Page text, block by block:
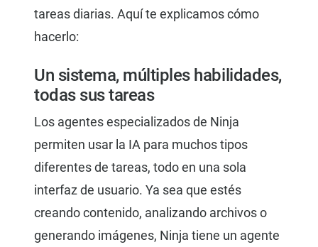
tareas diarias. Aquí te explicamos cómo
hacerlo:
Un sistema, múltiples habilidades,
todas sus tareas
Los agentes especializados de Ninja
permiten usar la IA para muchos tipos
diferentes de tareas, todo en una sola
interfaz de usuario. Ya sea que estés
creando contenido, analizando archivos o
generando imágenes, Ninja tiene un agente